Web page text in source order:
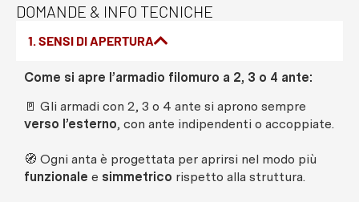
DOMANDE & INFO TECNICHE
1. SENSI DI APERTURA
Come si apre l’armadio filomuro a 2, 3 o 4 ante:
🚪 Gli armadi con 2, 3 o 4 ante si aprono sempre
verso l’esterno, con ante indipendenti o accoppiate.
🧭 Ogni anta è progettata per aprirsi nel modo più
funzionale e simmetrico rispetto alla struttura.